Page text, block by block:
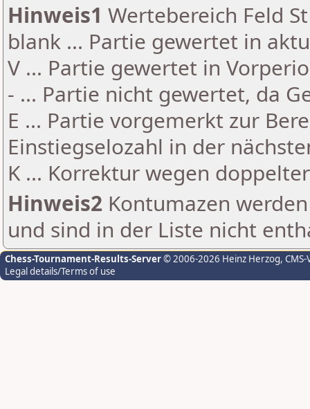
Hinweis1 Wertebereich Feld
blank ... Partie gewertet in
V ... Partie gewertet in
- ... Partie nicht gewertet, da
E ... Partie vorgemerkt zur
Einstiegselozahl in der
K ... Korrektur wegen
Hinweis2 Kontumazen
und sind in der Liste nicht
Chess-Tournament-Results-Server© 2006-2026 Heinz Herzog,
Legal details/Terms of use